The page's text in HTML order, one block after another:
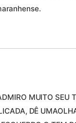
MUITO SEU
DÊ